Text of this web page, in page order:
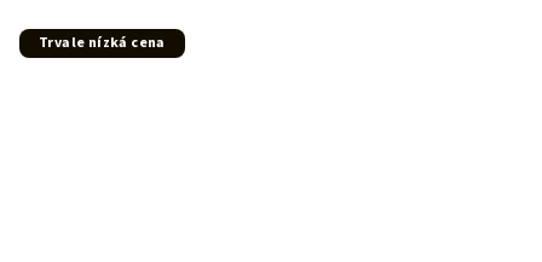
Trvale nízká cena